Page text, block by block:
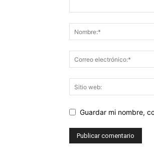
Guardar mi nombre,